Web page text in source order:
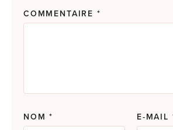
COMMENTAIRE *
NOM* E-MAIL